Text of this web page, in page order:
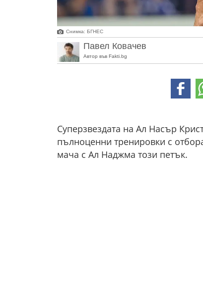
Снимка: БГНЕС
Павел Ковачев
Автор във Fakti.bg
Суперзвездата на Ал Насър
пълноценни тренировки с
мача с Ал Наджма този петък.